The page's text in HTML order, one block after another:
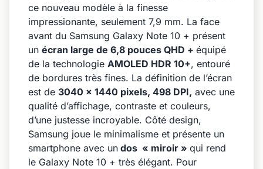
ce nouveau modèle à la finesse
impressionante, seulement 7,9 mm. La face
avant du Samsung Galaxy Note 10 + présent
un écran large de 6,8 pouces QHD + équipé
de la technologie AMOLED HDR 10+, entouré
de bordures très fines. La définition de l’écran
est de 3040 x 1440 pixels, 498 DPI, avec une
qualité d’affichage, contraste et couleurs,
d’une justesse incroyable. Côté design,
Samsung joue le minimalisme et présente un
smartphone avec un dos « miroir » qui rend
le Galaxy Note 10 + très élégant. Pour